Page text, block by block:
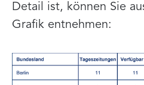
Detail ist, können Sie
Grafik entnehmen: